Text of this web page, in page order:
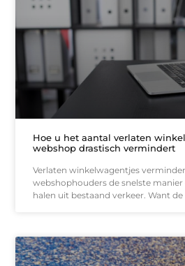
Hoe u het aantal verlaten
webshop drastisch vermindert
Verlaten winkelwagentjes
webshophouders de snelste
halen uit bestaand verkeer. Want de